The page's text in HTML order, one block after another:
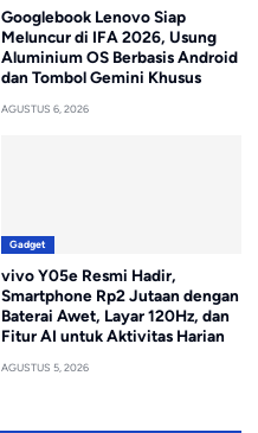
Googlebook Lenovo Siap
Meluncur di IFA 2026, Usung
Aluminium OS Berbasis Android
dan Tombol Gemini Khusus
AGUSTUS 6, 2026
Gadget
vivo Y05e Resmi Hadir,
Smartphone Rp2 Jutaan dengan
Baterai Awet, Layar 120Hz, dan
Fitur AI untuk Aktivitas Harian
AGUSTUS 5, 2026